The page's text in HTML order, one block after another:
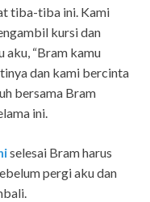
tiba-tiba ini. Kami
kursi dan
aku, “Bram kamu
dan kami bercinta
bersama Bram
ini.
selesai Bram harus
pergi aku dan